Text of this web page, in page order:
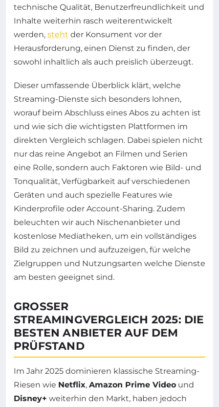
technische Qualität, Benutzerfreundlichkeit und
Inhalte weiterhin rasch weiterentwickelt
werden, steht der Konsument vor der
Herausforderung, einen Dienst zu finden, der
sowohl inhaltlich als auch preislich überzeugt.
Dieser umfassende Überblick klärt, welche
Streaming-Dienste sich besonders lohnen,
worauf beim Abschluss eines Abos zu achten ist
und wie sich die wichtigsten Plattformen im
direkten Vergleich schlagen. Dabei spielen nicht
nur das reine Angebot an Filmen und Serien
eine Rolle, sondern auch Faktoren wie Bild- und
Tonqualität, Verfügbarkeit auf verschiedenen
Geräten und auch spezielle Features wie
Kinderprofile oder Account-Sharing. Zudem
beleuchten wir auch Nischenanbieter und
kostenlose Mediatheken, um ein vollständiges
Bild zu zeichnen und aufzuzeigen, für welche
Zielgruppen und Nutzungsarten welche Dienste
am besten geeignet sind.
GROSSER S
TREAMINGVERGLEICH 2025: DIE B
ESTEN ANBIETER AUF DEM P
RÜFSTAND
Im Jahr 2025 dominieren klassische Streaming-
Riesen wie Netflix, Amazon Prime Video und
Disney+ weiterhin den Markt, haben jedoch